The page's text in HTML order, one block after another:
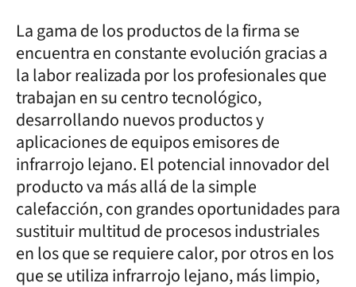
La gama de los productos de la firma se
encuentra en constante evolución gracias a
la labor realizada por los profesionales que
trabajan en su centro tecnológico,
desarrollando nuevos productos y
aplicaciones de equipos emisores de
infrarrojo lejano. El potencial innovador del
producto va más allá de la simple
calefacción, con grandes oportunidades para
sustituir multitud de procesos industriales
en los que se requiere calor, por otros en los
que se utiliza infrarrojo lejano, más limpio,